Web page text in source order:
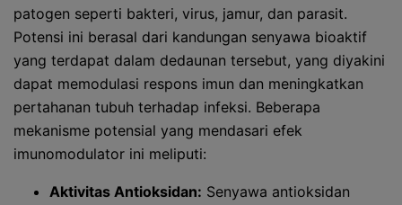
patogen seperti bakteri, virus, jamur, dan parasit.
Potensi ini berasal dari kandungan senyawa bioaktif
yang terdapat dalam dedaunan tersebut, yang diyakini
dapat memodulasi respons imun dan meningkatkan
pertahanan tubuh terhadap infeksi. Beberapa
mekanisme potensial yang mendasari efek
imunomodulator ini meliputi:
Aktivitas Antioksidan: Senyawa antioksidan